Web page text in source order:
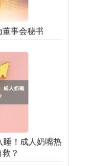
事会秘书
睡！成人奶嘴热
？